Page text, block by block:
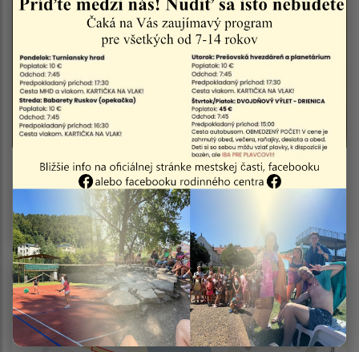
04.08.2026
Vyhlásenie času zvýšeného nebezpečenstva a
vzniku požiaru